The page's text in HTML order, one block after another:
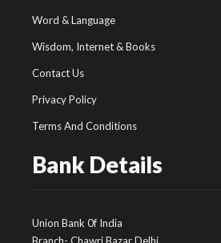
Word & Language
Wisdom, Internet & Books
Contact Us
Privacy Policy
Terms And Conditions
Bank Details
Union Bank 0f India